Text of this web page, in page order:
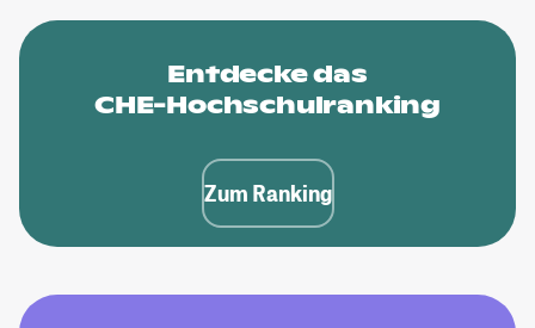
Entdecke das
CHE-Hochschulranking
Zum Ranking